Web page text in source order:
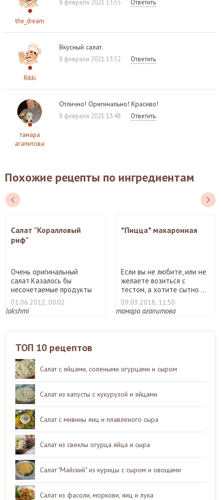
the_dream
8 февраля 2021 13:55 Ответить
Rikki
Вкусный салат.
8 февраля 2021 13:52 Ответить
тамара
агапитова
Отлично! Оригинально! Красиво!
8 февраля 2021 13:48 Ответить
Похожие рецепты по ингредиентам
Салат "Коралловый
риф"
Очень оригинальный
салат.Казалось бы
несочетаемые продукты
великолеп ...
01.06.2012, 00:02
lakshmi
*Пицца* макаронная
Если вы не любите, или не
желаете возиться с
тестом, а хотите сытно ...
09.03.2018, 11:50
тамара агапитова
ТОП 10 рецептов
Салат с яйцами, солеными огурцами и сыром
Салат из капусты с кукурузой и яйцами
Салат с мивины яиц и плавленого сыра
Салат из свеклы огурца яйца и сыра
Салат "Майский" из курицы с сыром и овощами
Салат из фасоли, моркови, яиц и лука